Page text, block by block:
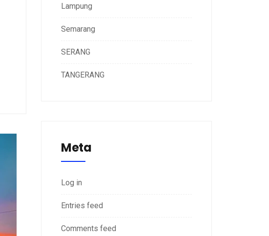
Lampung
Semarang
SERANG
TANGERANG
Meta
Log in
Entries feed
Comments feed